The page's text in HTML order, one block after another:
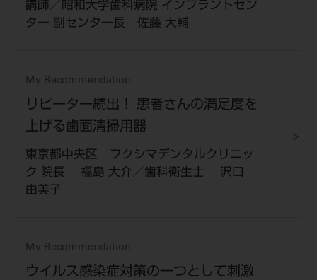
講師／昭和大学歯科病院 インプラントセン
ター 副センター長 佐藤 大輔
My Recommendation
リピーター続出！ 患者さんの満足度を
上げる歯面清掃用器
東京都中央区 フクシマデンタルクリニッ
ク 院長 福島 大介／歯科衛生士 沢口
由美子
My Recommendation
ウイルス感染症対策の一つとして刺激